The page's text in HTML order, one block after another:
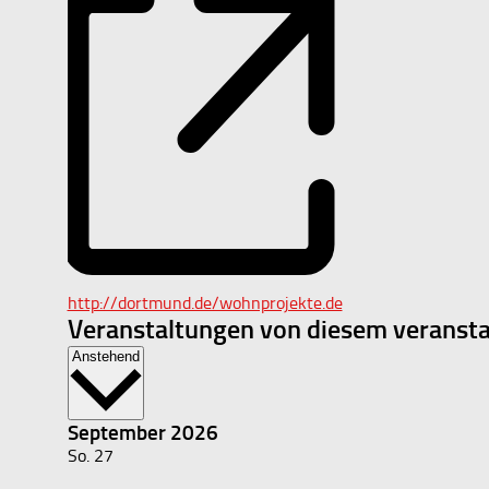
Webseite
http://dortmund.de/wohnprojekte.de
Veranstaltungen von diesem
Anstehend Datum
September 2026
So. 27